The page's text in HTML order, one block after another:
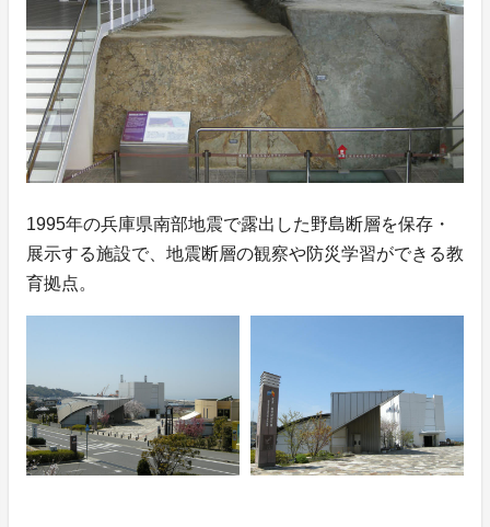
1995年の兵庫県南部地震で露出した野島断層を保存・
展示する施設で、地震断層の観察や防災学習ができる教
育拠点。